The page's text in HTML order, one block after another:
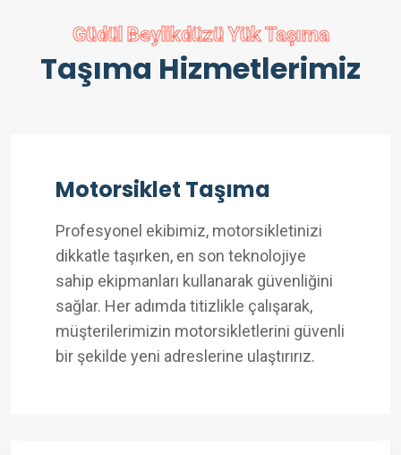
Güdül Beylikdüzü Yük Taşıma
Taşıma Hizmetlerimiz
Motorsiklet Taşıma
Profesyonel ekibimiz, motorsikletinizi
dikkatle taşırken, en son teknolojiye
sahip ekipmanları kullanarak güvenliğini
sağlar. Her adımda titizlikle çalışarak,
müşterilerimizin motorsikletlerini güvenli
bir şekilde yeni adreslerine ulaştırırız.